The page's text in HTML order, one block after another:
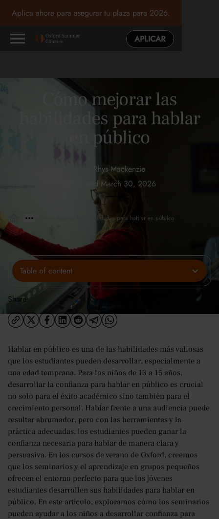
Aplica ahora para asegurar tu plaza para 2026.
APLICAR
Cómo mejorar las
habilidades para hablar
en público
Rhys Mackenzie
7 min read•March 30, 2026
Cómo mejorar las habilidades para hablar en público
Table of content
Share:
Hablar en público es una de las habilidades más valiosas
que los estudiantes pueden desarrollar, especialmente a
una edad temprana. Para los niños de 13 a 15 años,
desarrollar la confianza para hablar en público es crucial
no solo para el éxito académico sino también para el
crecimiento personal. Hablar frente a una audiencia puede
resultar abrumador, pero con las herramientas y la
práctica adecuadas, los estudiantes pueden ganar la
confianza necesaria para hablar de manera clara y
persuasiva. En los cursos de verano de Oxford, creemos
que los seminarios y el aprendizaje en grupos pequeños
ofrecen el entorno perfecto para que los jóvenes
estudiantes desarrollen sus habilidades para hablar en
público. En este artículo, exploramos cómo los seminarios
pueden ayudar a los niños a desarrollar confianza para